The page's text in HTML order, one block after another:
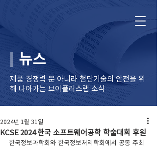
뉴스
제품 경쟁력 뿐 아니라 ​첨단기술의 안전을 위
해 나아가는 브이플러스랩 소식
KCSE 2024 한국 소프트웨어공학 학술대회 후원
2024년 1월 31일
한국정보과학회와 한국정보처리학회에서 공동 주최